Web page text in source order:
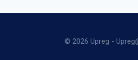
© 2026 Upreg -